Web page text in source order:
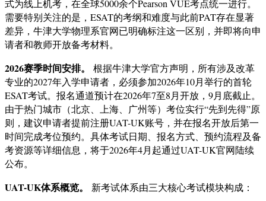
式为线上机考，在全球5000余个Pearson VUE考点统一进行。
需要特别关注的是，ESAT的考纲和难度与此前PAT存在显著
差异，牛津大学物理系官网已明确标注这一区别，并即将向申
请者和教师开放备考材料。
2026赛季时间安排。
根据牛津大学官方声明，所有涉及改革
专业的2027年入学申请者，必须参加2026年10月举行的首轮
ESAT考试。报名通道预计在2026年7至8月开放，9月底截止。
由于热门城市（北京、上海、广州等）考位实行“先到先得”原
则，建议申请者提前注册UAT-UK账号，并在报名开放后第一
时间完成考位预约。具体考试日期、报名方式、预约流程及备
考资源等详细信息，将于2026年4月起通过UAT-UK官网陆续
公布。
UAT-UK体系概览。 新考试体系由三大核心考试模块构成 ：